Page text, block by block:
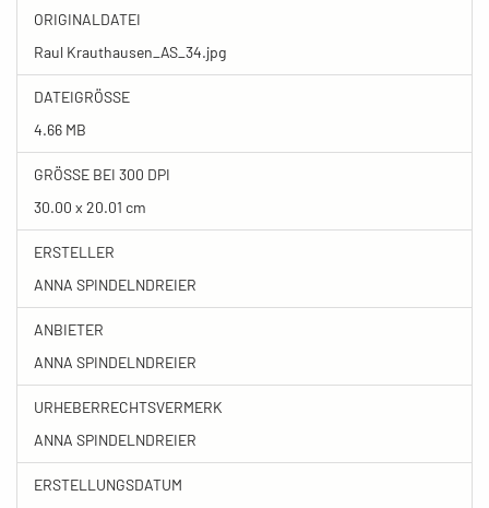
ORIGINALDATEI
Raul Krauthausen_AS_34.jpg
DATEIGRÖSSE
4.66 MB
GRÖSSE BEI 300 DPI
30.00 x 20.01 cm
ERSTELLER
ANNA SPINDELNDREIER
ANBIETER
ANNA SPINDELNDREIER
URHEBERRECHTSVERMERK
ANNA SPINDELNDREIER
ERSTELLUNGSDATUM